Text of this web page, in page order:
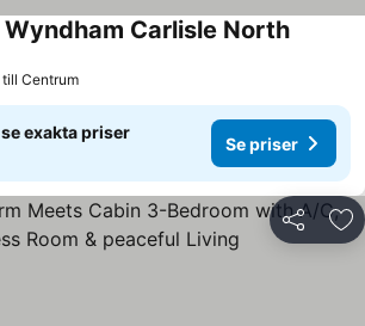
Carlisle North
till Centrum
exakta priser
Se priser
Dela